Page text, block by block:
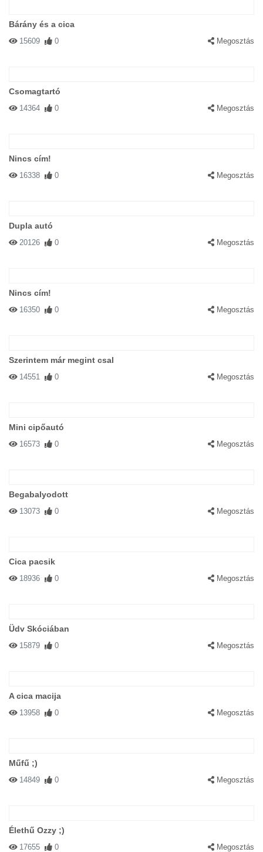
Bárány és a cica
15609 0 Megosztás
Csomagtartó
14364 0 Megosztás
Nincs cím!
16338 0 Megosztás
Dupla autó
20126 0 Megosztás
Nincs cím!
16350 0 Megosztás
Szerintem már megint csal
14551 0 Megosztás
Mini cipőautó
16573 0 Megosztás
Begabalyodott
13073 0 Megosztás
Cica pacsik
18936 0 Megosztás
Üdv Skóciában
15879 0 Megosztás
A cica macija
13958 0 Megosztás
Műfű ;)
14849 0 Megosztás
Élethű Ozzy ;)
17655 0 Megosztás